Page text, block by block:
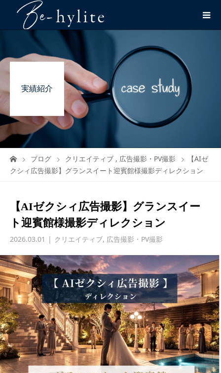
実績紹介
ブログ クリエイティブ , 広告撮影・PV撮影
【AIゼ
クシィ広告撮影】グランスイート迎賓館様撮影ディレクション
【AIゼクシィ広告撮影】グランスイー
ト迎賓館様撮影ディレクション
2026.03.01 クリエイティブ, 広告撮影・PV撮影